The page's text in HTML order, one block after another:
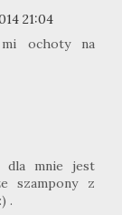
21:04
mi ochoty na
dla mnie jest
szampony z
.